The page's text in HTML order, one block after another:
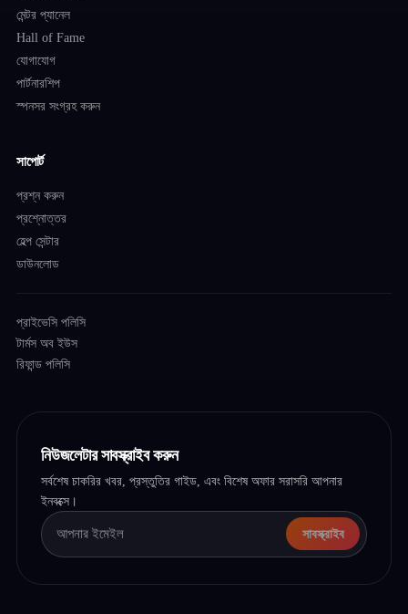
মেন্টর প্যানেল
Hall of Fame
যোগাযোগ
পার্টনারশিপ
স্পনসর সংগ্রহ করুন
সাপোর্ট
প্রশ্ন করুন
প্রশ্নোত্তর
হেল্প সেন্টার
ডাউনলোড
প্রাইভেসি পলিসি
টার্মস অব ইউস
রিফান্ড পলিসি
নিউজলেটার সাবস্ক্রাইব করুন
সর্বশেষ চাকরির খবর, প্রস্তুতির গাইড, এবং বিশেষ অফার সরাসরি আপনার
ইনবক্সে।
সাবস্ক্রাইব